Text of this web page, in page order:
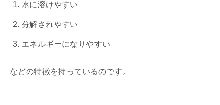
水に溶けやすい
分解されやすい
エネルギーになりやすい
などの特徴を持っているのです。